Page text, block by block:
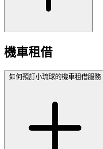
機車租借
如何預訂小琉球的機車租借服務